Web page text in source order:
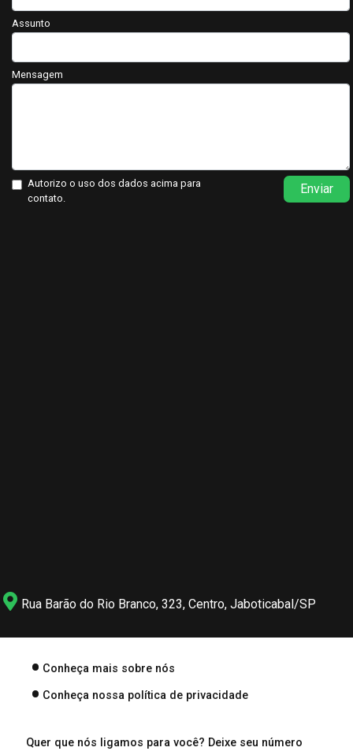
Assunto
Mensagem
Autorizo o uso dos dados acima para
contato.
Enviar
Rua Barão do Rio Branco, 323, Centro, Jaboticabal/SP
Conheça mais sobre nós
Conheça nossa política de privacidade
Quer que nós ligamos para você? Deixe seu número